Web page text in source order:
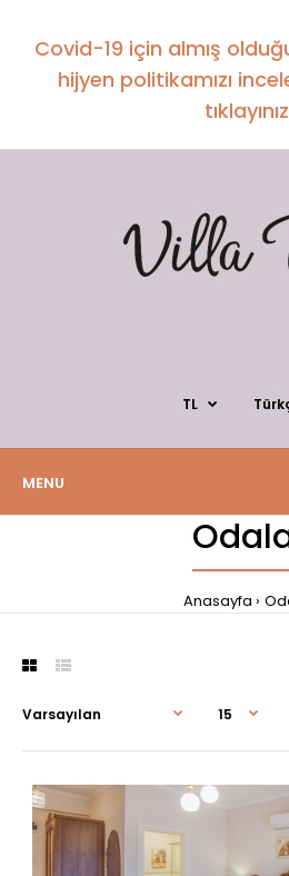
Covid-19 için almış
hijyen politikamızı
TL
MENU
Anasayfa